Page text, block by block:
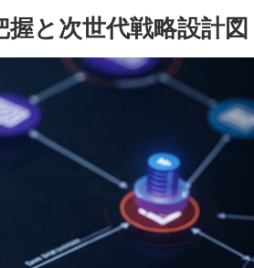
と次世代戦略設計図